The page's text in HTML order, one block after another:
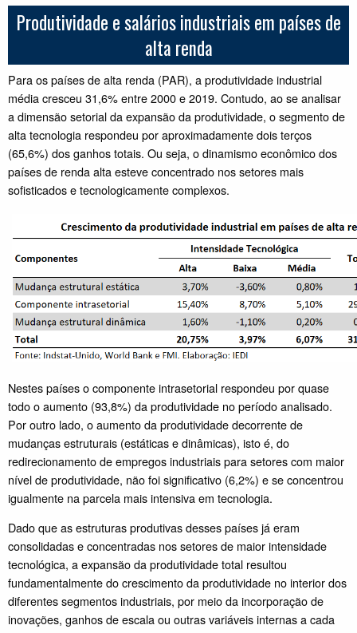
Produtividade e salários industriais em países de
alta renda
Para os países de alta renda (PAR), a produtividade industrial
média cresceu 31,6% entre 2000 e 2019. Contudo, ao se analisar
a dimensão setorial da expansão da produtividade, o segmento de
alta tecnologia respondeu por aproximadamente dois terços
(65,6%) dos ganhos totais. Ou seja, o dinamismo econômico dos
países de renda alta esteve concentrado nos setores mais
sofisticados e tecnologicamente complexos.
Nestes países o componente intrasetorial respondeu por quase
todo o aumento (93,8%) da produtividade no período analisado.
Por outro lado, o aumento da produtividade decorrente de
mudanças estruturais (estáticas e dinâmicas), isto é, do
redirecionamento de empregos industriais para setores com maior
nível de produtividade, não foi significativo (6,2%) e se concentrou
igualmente na parcela mais intensiva em tecnologia.
Dado que as estruturas produtivas desses países já eram
consolidadas e concentradas nos setores de maior intensidade
tecnológica, a expansão da produtividade total resultou
fundamentalmente do crescimento da produtividade no interior dos
diferentes segmentos industriais, por meio da incorporação de
inovações, ganhos de escala ou outras variáveis internas a cada